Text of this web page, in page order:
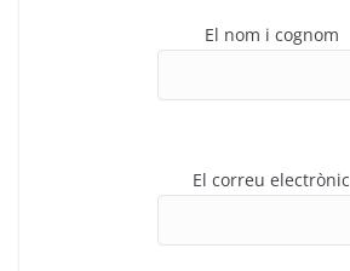
El nom i cognom
El correu electrònic